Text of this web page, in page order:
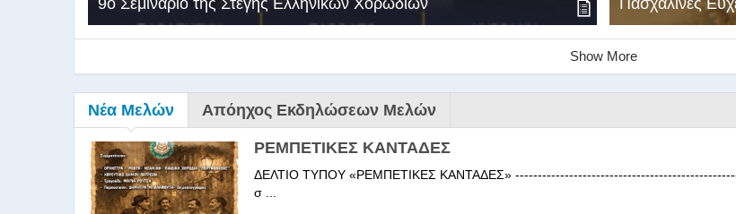
9ο Σεμινάριο της Στέγης Ελληνικών Χορωδιών Πασχαλινές
Show More
Νέα Μελών Απόηχος Εκδηλώσεων Μελών
ΡΕΜΠΕΤΙΚΕΣ ΚΑΝΤΑΔΕΣ
ΔΕΛΤΙΟ ΤΥΠΟΥ «ΡΕΜΠΕΤΙΚΕΣ ΚΑΝΤΑΔΕΣ»
σ ...